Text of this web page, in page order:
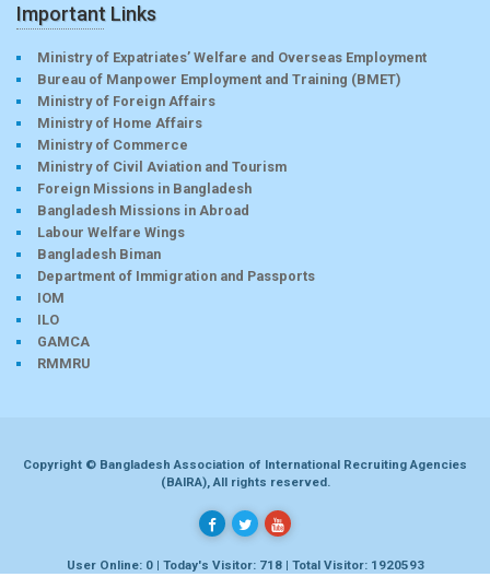
Important Links
Ministry of Expatriates’ Welfare and Overseas Employment
Bureau of Manpower Employment and Training (BMET)
Ministry of Foreign Affairs
Ministry of Home Affairs
Ministry of Commerce
Ministry of Civil Aviation and Tourism
Foreign Missions in Bangladesh
Bangladesh Missions in Abroad
Labour Welfare Wings
Bangladesh Biman
Department of Immigration and Passports
IOM
ILO
GAMCA
RMMRU
Copyright © Bangladesh Association of International Recruiting Agencies
(BAIRA), All rights reserved.
User Online: 0 | Today's Visitor: 718 | Total Visitor: 1920593